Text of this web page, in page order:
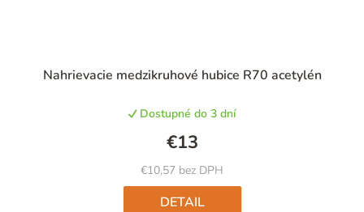
Nahrievacie medzikruhové hubice R70 acetylén
Dostupné do 3 dní
€10,57 bez DPH
€13
DETAIL